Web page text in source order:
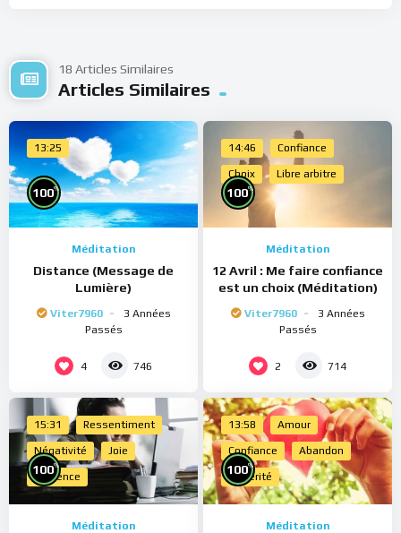
18 Articles Similaires
Articles Similaires
13:25
100%
Méditation
Distance (Message de
Lumière)
Viter7960
3 Années
Passés
4 746
14:46 Confiance
Choix Libre arbitre
100%
Méditation
12 Avril : Me faire confiance
est un choix (Méditation)
Viter7960
3 Années
Passés
2 714
15:31 Ressentiment
Négativité Joie
Présence
100%
Méditation
13:58 Amour
Confiance Abandon
Sincérité
100%
Méditation